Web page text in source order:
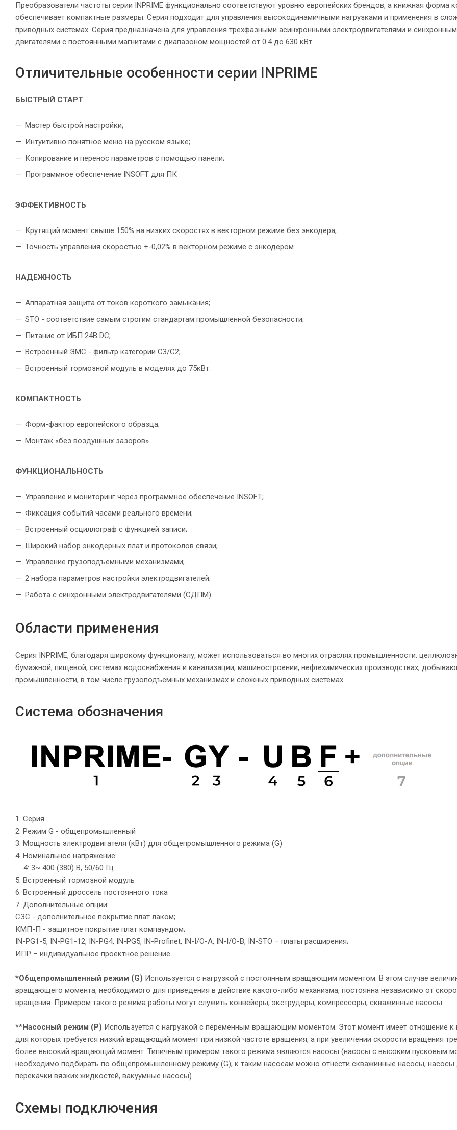
Преобразователи частоты серии INPRIME функционально соответствуют уровню европейских брендов, а книжная форма
обеспечивает компактные размеры. Серия подходит для управления высокодинамичными нагрузками и применения в
приводных системах. Серия предназначена для управления трехфазными асинхронными электродвигателями и
двигателями с постоянными магнитами с диапазоном мощностей от 0.4 до 630 кВт.
Отличительные особенности серии INPRIME
БЫСТРЫЙ СТАРТ
Мастер быстрой настройки;
Интуитивно понятное меню на русском языке;
Копирование и перенос параметров с помощью панели;
Программное обеспечение INSOFT для ПК
ЭФФЕКТИВНОСТЬ
Крутящий момент свыше 150% на низких скоростях в векторном режиме без энкодера;
Точность управления скоростью +-0,02% в векторном режиме с энкодером.
НАДЕЖНОСТЬ
Аппаратная защита от токов короткого замыкания;
STO - соответствие самым строгим стандартам промышленной безопасности;
Питание от ИБП 24В DC;
Встроенный ЭМС - фильтр категории С3/С2;
Встроенный тормозной модуль в моделях до 75кВт.
КОМПАКТНОСТЬ
Форм-фактор европейского образца;
Монтаж «без воздушных зазоров».
ФУНКЦИОНАЛЬНОСТЬ
Управление и мониторинг через программное обеспечение INSOFT;
Фиксация событий часами реального времени;
Встроенный осциллограф с функцией записи;
Широкий набор энкодерных плат и протоколов связи;
Управление грузоподъемными механизмами;
2 набора параметров настройки электродвигателей;
Работа с синхронными электродвигателями (СДПМ).
Области применения
Серия INPRIME, благодаря широкому функционалу, может использоваться во многих отраслях промышленности:
бумажной, пищевой, системах водоснабжения и канализации, машиностроении, нефтехимических производствах,
промышленности, в том числе грузоподъемных механизмах и сложных приводных системах.
Система обозначения
1. Серия
2. Режим G - общепромышленный
3. Мощность электродвигателя (кВт) для общепромышленного режима (G)
4. Номинальное напряжение:
4: 3~ 400 (380) В, 50/60 Гц
5. Встроенный тормозной модуль
6. Встроенный дроссель постоянного тока
7. Дополнительные опции:
СЗС - дополнительное покрытие плат лаком;
КМП-П - защитное покрытие плат компаундом;
IN-PG1-5, IN-PG1-12, IN-PG4, IN-PG5, IN-Profinet, IN-I/O-A, IN-I/O-В, IN-STO – платы расширения;
ИПР – индивидуальное проектное решение.
*Общепромышленный режим (G) Используется с нагрузкой с постоянным вращающим моментом. В этом случае
вращающего момента, необходимого для приведения в действие какого-либо механизма, постоянна независимо от
вращения. Примером такого режима работы могут служить конвейеры, экструдеры, компрессоры, скважинные насосы.
**Насосный режим (P) Используется с нагрузкой с переменным вращающим моментом. Этот момент имеет отношение к
для которых требуется низкий вращающий момент при низкой частоте вращения, а при увеличении скорости вращения
более высокий вращающий момент. Типичным примером такого режима являются насосы (насосы с высоким пусковым
необходимо подбирать по общепромышленному режиму (G); к таким насосам можно отнести скважинные насосы, насосы
перекачки вязких жидкостей, вакуумные насосы).
Схемы подключения